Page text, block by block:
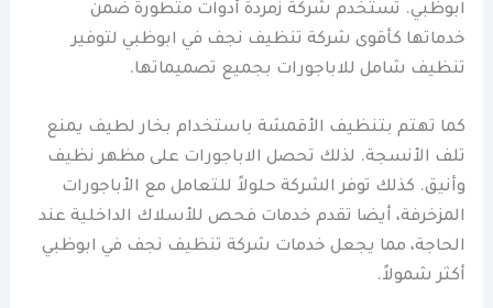
ابوظبي. تستخدم شركة زمردة أدوات متطورة ضمن
خدماتها كأقوى شركة تنظيف نجف في ابوظبي لتوفير
تنظيف شامل للاباجورات بجميع تصميماتها.
كما تهتم بتنظيف الأقمشة باستخدام بخار لطيف يمنع
تلف الأنسجة. لذلك تحصل الاباجورات على مظهر نظيف
وأنيق. كذلك توفر الشركة حلولاً للتعامل مع الأباجورات
المزخرفة، أيضا تقدم خدمات فحص للأسلاك الداخلية عند
الحاجة، مما يجعل خدمات شركة تنظيف نجف في ابوظبي
أكثر شمولاً.